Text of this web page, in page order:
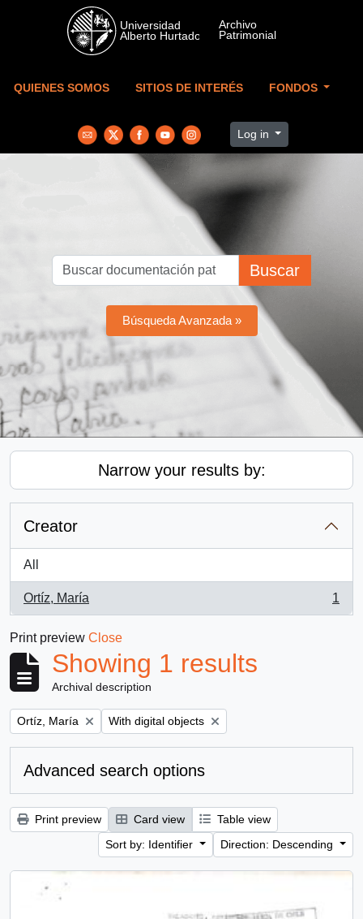
Skip to main content
QUIENES SOMOS SITIOS DE INTERÉS FONDOS
Log in
Buscar
Búsqueda Avanzada »
Narrow your results by:
Creator
All
Ortíz, María
, 1 results
1
Print preview Close
Showing 1 results
Archival description
Remove filter:
Ortíz, María Remove filter:
With digital objects
Advanced search options
Print preview Card view
Table view
Sort by: Identifier
Direction: Descending